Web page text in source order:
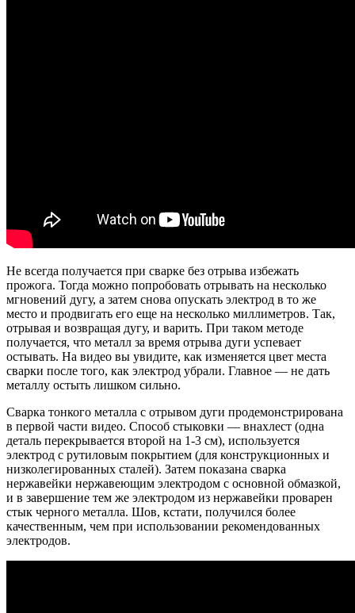
Не всегда получается при сварке без отрыва избежать
прожога. Тогда можно попробовать отрывать на несколько
мгновений дугу, а затем снова опускать электрод в то же
место и продвигать его еще на несколько миллиметров. Так,
отрывая и возвращая дугу, и варить. При таком методе
получается, что металл за время отрыва дуги успевает
остывать. На видео вы увидите, как изменяется цвет места
сварки после того, как электрод убрали. Главное — не дать
металлу остыть лишком сильно.
Сварка тонкого металла с отрывом дуги продемонстрирована
в первой части видео. Способ стыковки — внахлест (одна
деталь перекрывается второй на 1-3 см), используется
электрод с рутиловым покрытием (для конструкционных и
низколегированных сталей). Затем показана сварка
нержавейки нержавеющим электродом с основной обмазкой,
и в завершение тем же электродом из нержавейки проварен
стык черного металла. Шов, кстати, получился более
качественным, чем при использовании рекомендованных
электродов.